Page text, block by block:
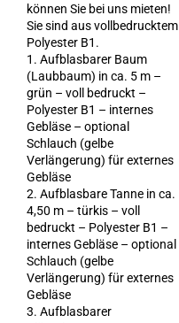
können Sie bei uns mieten!
Sie sind aus vollbedrucktem
Polyester B1.
1. Aufblasbarer Baum
(Laubbaum) in ca. 5 m –
grün – voll bedruckt –
Polyester B1 – internes
Gebläse – optional
Schlauch (gelbe
Verlängerung) für externes
Gebläse
2. Aufblasbare Tanne in ca.
4,50 m – türkis – voll
bedruckt – Polyester B1 –
internes Gebläse – optional
Schlauch (gelbe
Verlängerung) für externes
Gebläse
3. Aufblasbarer